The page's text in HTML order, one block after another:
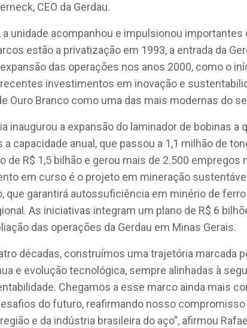
CEO da Gerdau.
a unidade acompanhou e impulsionou
estão a privatização em 1993, a entrada da
das operações nos anos 2000, como o
investimentos em inovação e
Ouro Branco como uma das mais modernas do
inaugurou a expansão do laminador de bobinas a
capacidade anual, que passou a 1,1 milhão de
de R$ 1,5 bilhão e gerou mais de 2.500 empregos
em curso é o projeto em mineração
que garantirá autossuficiência em minério de
As iniciativas integram um plano de R$ 6
das operações da Gerdau em Minas Gerais.
décadas, construímos uma trajetória marcada
e evolução tecnológica, sempre alinhadas à
Chegamos a esse marco ainda mais
do futuro, reafirmando nosso
e da indústria brasileira do aço”, afirmou